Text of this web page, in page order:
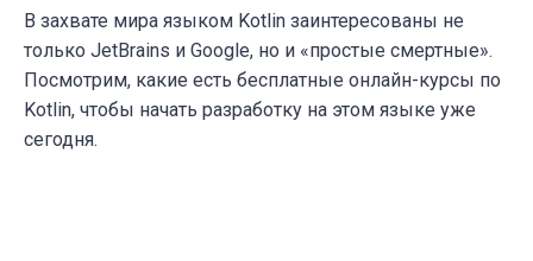
В захвате мира языком Kotlin заинтересованы не
только JetBrains и Google, но и «простые смертные».
Посмотрим, какие есть бесплатные онлайн-курсы по
Kotlin, чтобы начать разработку на этом языке уже
сегодня.